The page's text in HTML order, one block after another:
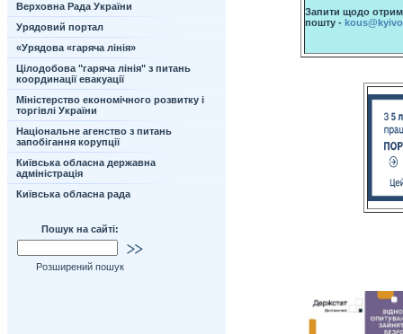
Верховна Рада України
Урядовий портал
«Урядова «гаряча лінія»
Цілодобова "гаряча лінія" з питань
координації евакуації
Міністерство економічного розвитку і
торгівлі України
Національне агенство з питань
запобігання корупції
Київська обласна державна
адміністрація
Київська обласна рада
Пошук на сайті:
Розширений пошук
Запити щодо
пошту -